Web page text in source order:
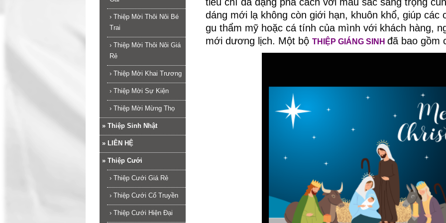
dáng mới lạ không còn giới hạn, khuôn khổ, giúp các
gu thẩm mỹ hoặc cá tính của mình với khách hàng,
mới dương lịch. Một bộTHIỆP GIÁNG SINH đã bao gồm
› Thiệp Mời Thôi Nôi Bé
Trai
› Thiệp Mời Thôi Nôi Giá
Rẻ
› Thiệp Mời Khai Trương
› Thiệp Mời Sự Kiện
› Thiệp Mời Mừng Thọ
» Thiệp Sinh Nhật
» LIÊN HỆ
» Thiệp Cưới
› Thiệp Cưới Giá Rẻ
› Thiệp Cưới Cổ Truyền
› Thiệp Cưới Hiện Đại